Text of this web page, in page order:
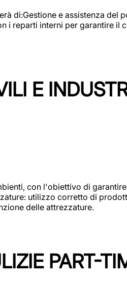
di:Gestione e assistenza
i reparti interni per garantire
E
con l'obiettivo di
utilizzo corretto di
delle attrezzature.
PART-